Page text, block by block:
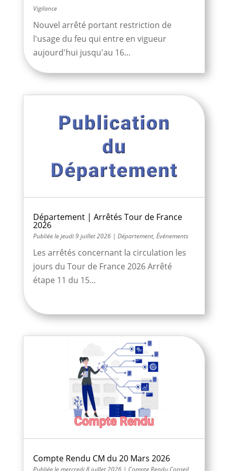
Vigilance
Nouvel arrêté portant restriction de
l'usage du feu qui entre en vigueur
aujourd'hui jusqu'au 16...
Département | Arrêtés Tour de France
2026
jeudi 9 juillet 2026| Département, Événements
Les arrêtés concernant la circulation les
jours du Tour de France 2026 Arrêté
étape 11 du 15...
Compte Rendu CM du 20 Mars 2026
mercredi 8 juillet 2026| Compte Rendu Conseil